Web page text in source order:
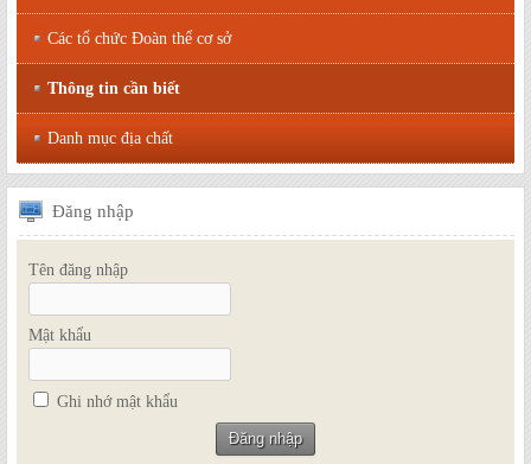
Các tổ chức Đoàn thể cơ sở
Thông tin cần biết
Danh mục địa chất
Đăng nhập
Tên đăng nhập
Mật khẩu
Ghi nhớ mật khẩu